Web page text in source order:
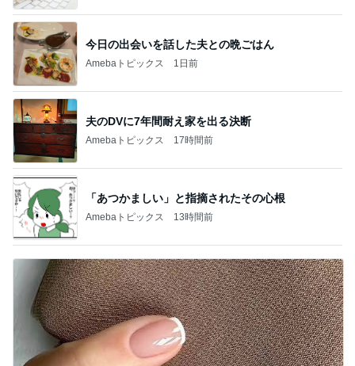
今日の出会いを話した夫との晩ごはん
Amebaトピックス 1日前
夫のDVに7年間耐え家を出る決断
Amebaトピックス 17時間前
「あつかましい」と指摘されたその心根
Amebaトピックス 13時間前